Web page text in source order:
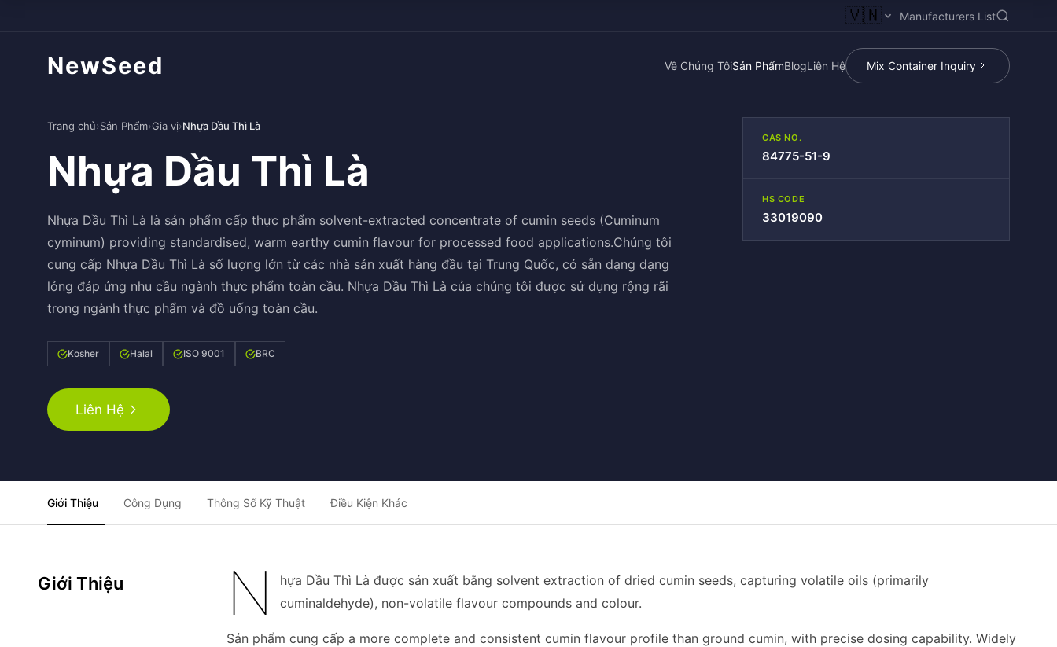
🇻🇳 Manufacturers List
NewSeed Về Chúng TôiSản PhẩmBlogLiên Hệ Mix Container Inquiry
Trang chủ›Sản Phẩm›Gia vị›Nhựa Dầu Thì Là
Nhựa Dầu Thì Là
Nhựa Dầu Thì Là là sản phẩm cấp thực phẩm solvent-extracted concentrate of cumin seeds (Cuminum
cyminum) providing standardised, warm earthy cumin flavour for processed food applications.Chúng tôi
cung cấp Nhựa Dầu Thì Là số lượng lớn từ các nhà sản xuất hàng đầu tại Trung Quốc, có sẵn dạng dạng
lỏng đáp ứng nhu cầu ngành thực phẩm toàn cầu. Nhựa Dầu Thì Là của chúng tôi được sử dụng rộng rãi
trong ngành thực phẩm và đồ uống toàn cầu.
Kosher Halal ISO 9001 BRC
Liên Hệ
CAS NO.
84775-51-9
HS CODE
33019090
Giới Thiệu Công Dụng Thông Số Kỹ Thuật Điều Kiện Khác
Giới Thiệu N
hựa Dầu Thì Là được sản xuất bằng solvent extraction of dried cumin seeds, capturing volatile oils (primarily
cuminaldehyde), non-volatile flavour compounds and colour.
Sản phẩm cung cấp a more complete and consistent cumin flavour profile than ground cumin, with precise dosing capability. Widely